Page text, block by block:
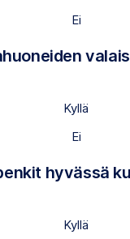
Ei
Kyllä
Ei
hyvässä
Kyllä